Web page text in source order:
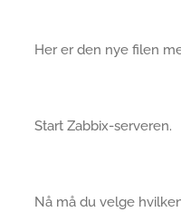
Her er den nye filen
Start Zabbix-serveren.
Nå må du velge